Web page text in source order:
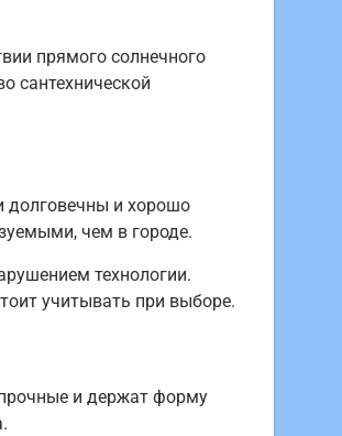
прямого солнечного
сантехнической
долговечны и хорошо
чем в городе.
технологии.
учитывать при выборе.
и держат форму